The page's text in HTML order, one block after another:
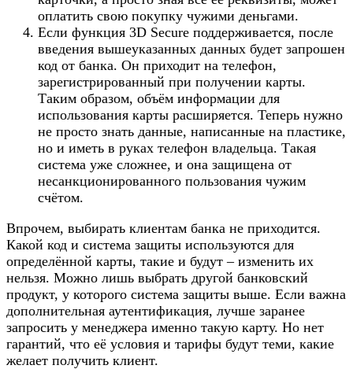
оплатить свою покупку чужими деньгами.
Если функция 3D Secure поддерживается, после
введения вышеуказанных данных будет запрошен
код от банка. Он приходит на телефон,
зарегистрированный при получении карты.
Таким образом, объём информации для
использования карты расширяется. Теперь нужно
не просто знать данные, написанные на пластике,
но и иметь в руках телефон владельца. Такая
система уже сложнее, и она защищена от
несанкционированного пользования чужим
счётом.
Впрочем, выбирать клиентам банка не приходится.
Какой код и система защиты используются для
определённой карты, такие и будут – изменить их
нельзя. Можно лишь выбрать другой банковский
продукт, у которого система защиты выше. Если важна
дополнительная аутентификация, лучше заранее
запросить у менеджера именно такую карту. Но нет
гарантий, что её условия и тарифы будут теми, какие
желает получить клиент.